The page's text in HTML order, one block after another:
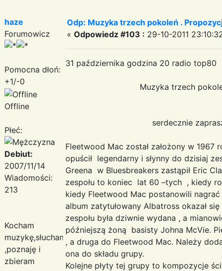
haze
Forumowicz
Pomocna dłoń:
+1/-0
Offline
Płeć:
Debiut:
2007/11/14
Wiadomości:
213
Kocham
muzykę,słucham
,poznaję i
zbieram
Odp: Muzyka trzech pokoleń .
« Odpowiedz #103 : 29-10-2011
31 października godzina 20 radio top80
Muzyka trzech pokoleń -
serdecznie
Fleetwood Mac został założony w
opuścił legendarny i słynny do dzisiaj
Greena w Bluesbreakers zastąpił Eric
zespołu to koniec lat 60 –tych , kiedy
kiedy Fleetwood Mac postanowili
album zatytułowany Albatross okazał
zespołu była dziwnie wydana , a
późniejszą żoną basisty Johna McVie.
, a druga do Fleetwood Mac. Należy
ona do składu grupy.
Kolejne płyty tej grupy to kompozycje